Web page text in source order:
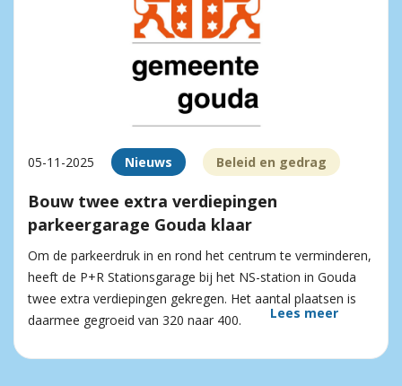
05-11-2025 Nieuws Beleid en gedrag
Bouw twee extra verdiepingen
parkeergarage Gouda klaar
Om de parkeerdruk in en rond het centrum te verminderen,
heeft de P+R Stationsgarage bij het NS-station in Gouda
twee extra verdiepingen gekregen. Het aantal plaatsen is
daarmee gegroeid van 320 naar 400.
Lees meer